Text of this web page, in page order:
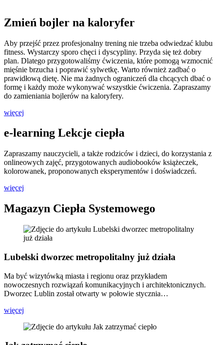
Zmień bojler na kaloryfer
Aby przejść przez profesjonalny trening nie trzeba odwiedzać klubu
fitness. Wystarczy sporo chęci i dyscypliny. Przyda się też dobry
plan. Dlatego przygotowaliśmy ćwiczenia, które pomogą wzmocnić
mięśnie brzucha i poprawić sylwetkę. Warto również zadbać o
prawidłową dietę. Nie ma żadnych ograniczeń dla chcących dbać o
formę i każdy może wykonywać wszystkie ćwiczenia. Zapraszamy
do zamieniania bojlerów na kaloryfery.
więcej
e-learning Lekcje ciepła
Zapraszamy nauczycieli, a także rodziców i dzieci, do korzystania z
onlineowych zajęć, przygotowanych audiobooków książeczek,
kolorowanek, proponowanych eksperymentów i doświadczeń.
więcej
Magazyn Ciepła Systemowego
Lubelski dworzec metropolitalny już działa
Ma być wizytówką miasta i regionu oraz przykładem
nowoczesnych rozwiązań komunikacyjnych i architektonicznych.
Dworzec Lublin został otwarty w połowie stycznia…
więcej